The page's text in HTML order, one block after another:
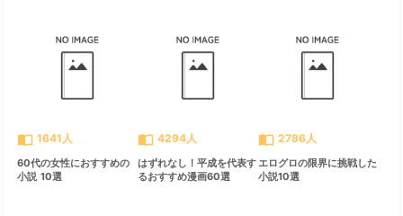
import_contacts 1641人
60代の女性におすすめの
小説 10選
import_contacts 4294人
はずれなし！平成を代表す
るおすすめ漫画60選
import_contacts 2786人
エログロの限界に挑戦した
小説10選